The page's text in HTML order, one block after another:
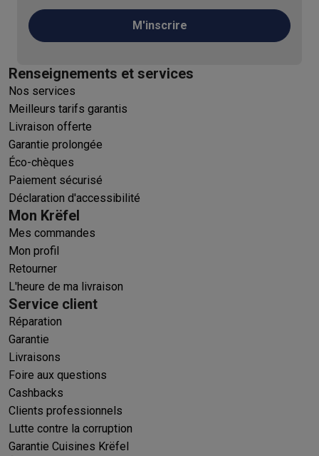
M'inscrire
Renseignements et services
Nos services
Meilleurs tarifs garantis
Livraison offerte
Garantie prolongée
Éco-chèques
Paiement sécurisé
Déclaration d'accessibilité
Mon Krëfel
Mes commandes
Mon profil
Retourner
L'heure de ma livraison
Service client
Réparation
Garantie
Livraisons
Foire aux questions
Cashbacks
Clients professionnels
Lutte contre la corruption
Garantie Cuisines Krëfel